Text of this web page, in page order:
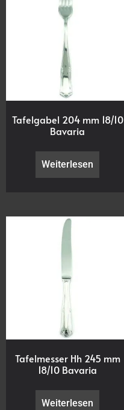
Tafelgabel 204 mm 18/10
Bavaria
Weiterlesen
Tafelmesser Hh 245 mm
18/10 Bavaria
Weiterlesen